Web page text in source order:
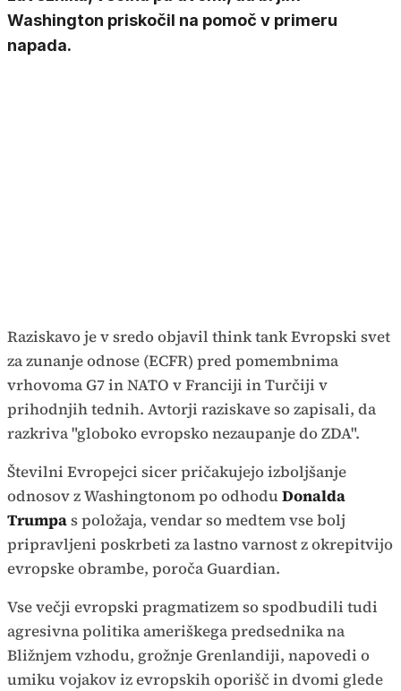
Washington priskočil na pomoč v primeru
napada.
Raziskavo je v sredo objavil think tank Evropski svet
za zunanje odnose (ECFR) pred pomembnima
vrhovoma G7 in NATO v Franciji in Turčiji v
prihodnjih tednih. Avtorji raziskave so zapisali, da
razkriva "globoko evropsko nezaupanje do ZDA".
Številni Evropejci sicer pričakujejo izboljšanje
odnosov z Washingtonom po odhoduDonalda
Trumpas položaja, vendar so medtem vse bolj
pripravljeni poskrbeti za lastno varnost z okrepitvijo
evropske obrambe, poroča Guardian.
Vse večji evropski pragmatizem so spodbudili tudi
agresivna politika ameriškega predsednika na
Bližnjem vzhodu, grožnje Grenlandiji, napovedi o
umiku vojakov iz evropskih oporišč in dvomi glede